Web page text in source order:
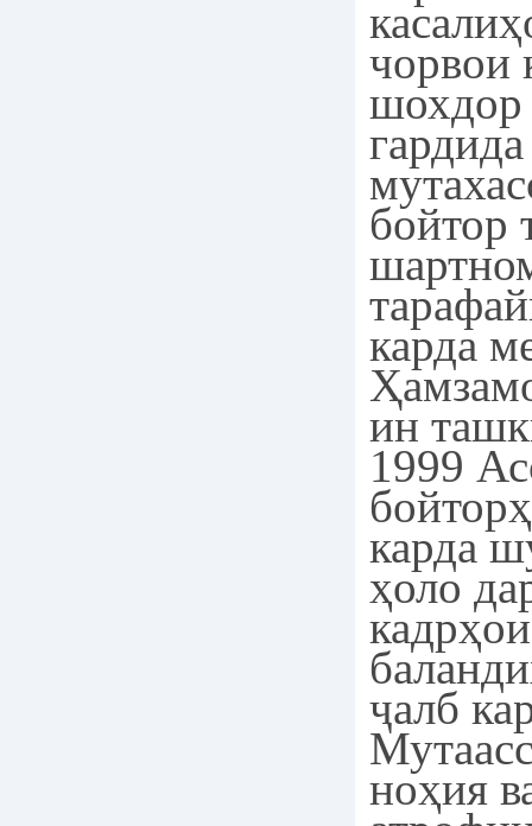
чорвои
шохдор
бойтор
карда
ин
1999
карда
ҳоло
кадрҳои
ҷалб
ноҳия